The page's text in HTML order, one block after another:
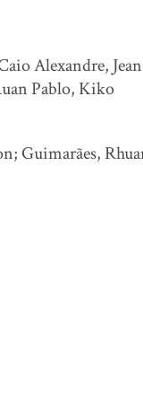
Alexandre, Jean
Pablo, Kiko
Guimarães,